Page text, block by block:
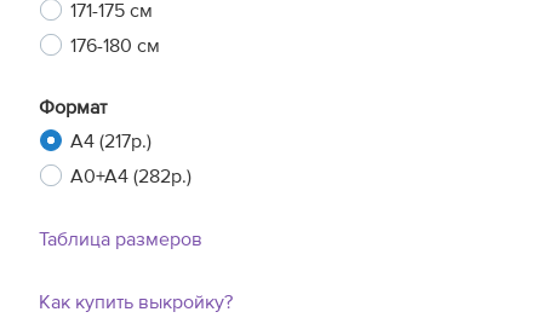
171-175 см
176-180 см
Формат
A4 (217р.)
A0+A4 (282р.)
Таблица размеров
Как купить выкройку?